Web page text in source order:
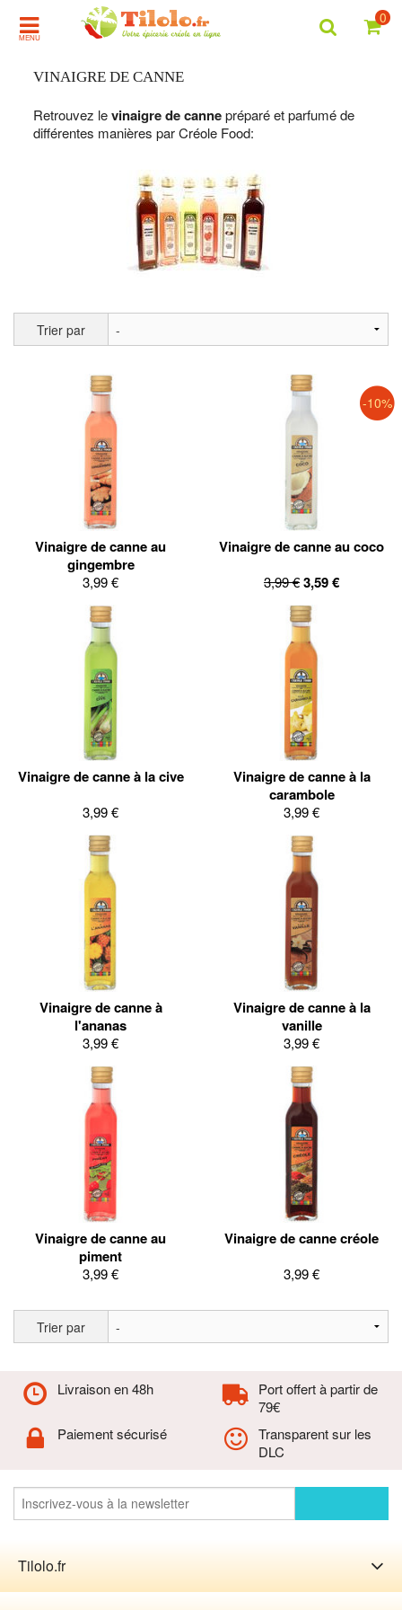
MENU
0
VINAIGRE DE CANNE
Retrouvez levinaigre de cannepréparé et parfumé de
différentes manières par Créole Food:
Trier par
Vinaigre de canne au
gingembre
3,99 €
-10%
Vinaigre de canne au coco
3,99 €3,59 €
Vinaigre de canne à la cive
3,99 €
Vinaigre de canne à la
carambole
3,99 €
Vinaigre de canne à
l'ananas
3,99 €
Vinaigre de canne à la
vanille
3,99 €
Vinaigre de canne au
piment
3,99 €
Vinaigre de canne créole
3,99 €
Trier par
Livraison en 48h
Port offert à partir de
79€
Paiement sécurisé
Transparent sur les
DLC
Tilolo.fr